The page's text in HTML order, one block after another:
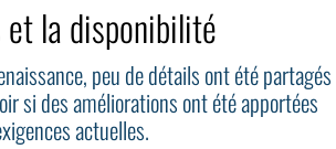
la disponibilité
peu de détails ont été partagés
si des améliorations ont été apportées
actuelles.